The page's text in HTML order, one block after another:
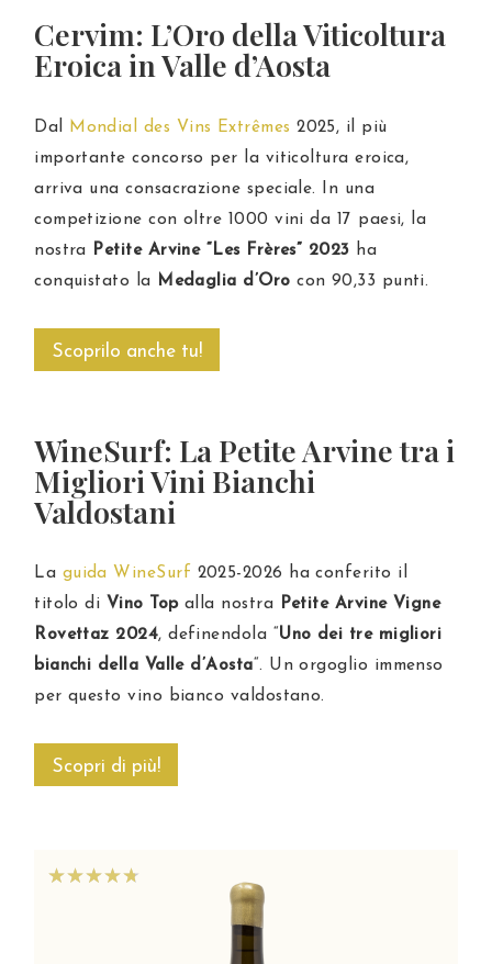
Cervim: L’Oro della Viticoltura
Eroica in Valle d’Aosta
Dal Mondial des Vins Extrêmes 2025, il più
importante concorso per la viticoltura eroica,
arriva una consacrazione speciale. In una
competizione con oltre 1000 vini da 17 paesi, la
nostra
Petite Arvine “Les Frères” 2023 ha
conquistato la
Medaglia d’Oro con 90,33 punti.
Scoprilo anche tu!
WineSurf: La Petite Arvine tra i
Migliori Vini Bianchi
Valdostani
La guida WineSurf 2025-2026 ha conferito il
titolo di Vino Topalla nostra Petite Arvine Vigne
Rovettaz 2024, definendola “Uno dei tre migliori
bianchi della Valle d’Aosta“. Un orgoglio immenso
per questo vino bianco valdostano.
Scopri di più!